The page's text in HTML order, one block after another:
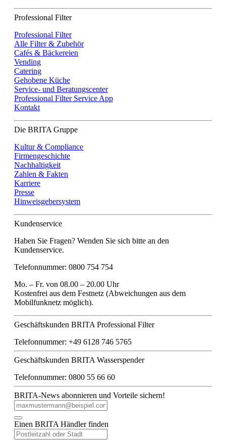
Professional Filter
Professional Filter
Alle Filter & Zubehör
Cafés & Bäckereien
Vending
Catering
Gehobene Küche
Service- und Beratungscenter
Professional Filter Service App
Kontakt
Die BRITA Gruppe
Kultur & Compliance
Firmengeschichte
Nachhaltigkeit
Zahlen & Fakten
Karriere
Presse
Hinweisgebersystem
Kundenservice
Haben Sie Fragen? Wenden Sie sich bitte an den
Kundenservice.
Telefonnummer: 0800 754 754
Mo. – Fr. von 08.00 – 20.00 Uhr
Kostenfrei aus dem Festnetz (Abweichungen aus dem
Mobilfunknetz möglich).
Geschäftskunden BRITA Professional Filter
Telefonnummer: +49 6128 746 5765
Geschäftskunden BRITA Wasserspender
Telefonnummer: 0800 55 66 60
BRITA-News abonnieren und Vorteile sichern!
Einen BRITA Händler finden